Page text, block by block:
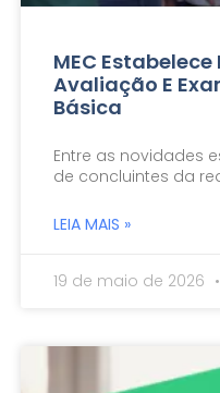
MEC
Avaliação E
Básica
Entre as novidades
de concluintes da
LEIA MAIS »
19 de maio de 2026